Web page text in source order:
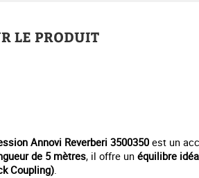
LE PRODUIT
Annovi Reverberi 3500350 est un
de 5 mètres, il offre un équilibre
Coupling).